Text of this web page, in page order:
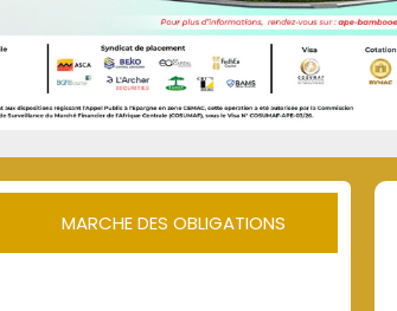
MARCHE DES OBLIGATIONS